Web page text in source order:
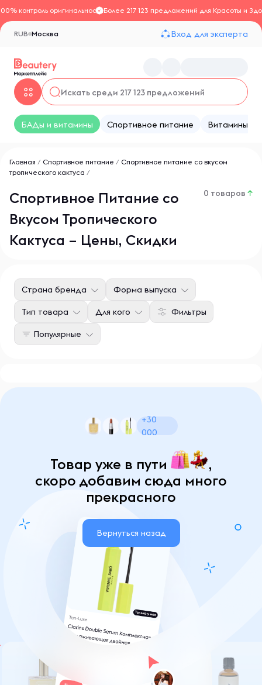
контроль оригинальностиБолее 217 123 предложений для Красоты и
Москва
RUB Вход для эксперта
БАДы и витамины Спортивное питание Витамины
Главная / Спортивное питание / Спортивное питание со вкусом
тропического кактуса /
Спортивное Питание со
Вкусом Тропического
Кактуса – Цены, Скидки
0 товаров ↑
Фильтры
Страна бренда Форма выпуска
Тип товара Для кого
Популярные
+30
000
Товар уже в пути
,
скоро добавим сюда много
прекрасного
Вернуться назад